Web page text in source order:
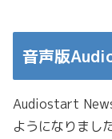
音声版
Audiostart
ようになりまし